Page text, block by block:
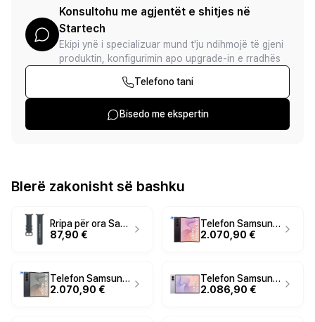
Konsultohu me agjentët e shitjes në
Startech
Ekipi ynë i specializuar mund t'ju ndihmojë të gjeni
produktin, konfigurimin apo upgrade-in e rradhës
Telefono tani
Bisedo me ekspertin
Blerë zakonisht së bashku
Rripa për ora Samsung Sport Band / S/M / Galaxy Watch 8 dhe 9 – Zezë
87,90 €
Telefon Samsung Galaxy Z Fold8 Ultra / 12GB / 256GB / 5G - Vjollcë
2.070,90 €
Telefon Samsung Galaxy Z Fold8 Ultra / 12GB / 256GB / 5G - Grafit
2.070,90 €
Telefon Samsung Galaxy Z Fold8 / 12GB / 512GB / 5G - Vjollcë e çelët
2.086,90 €